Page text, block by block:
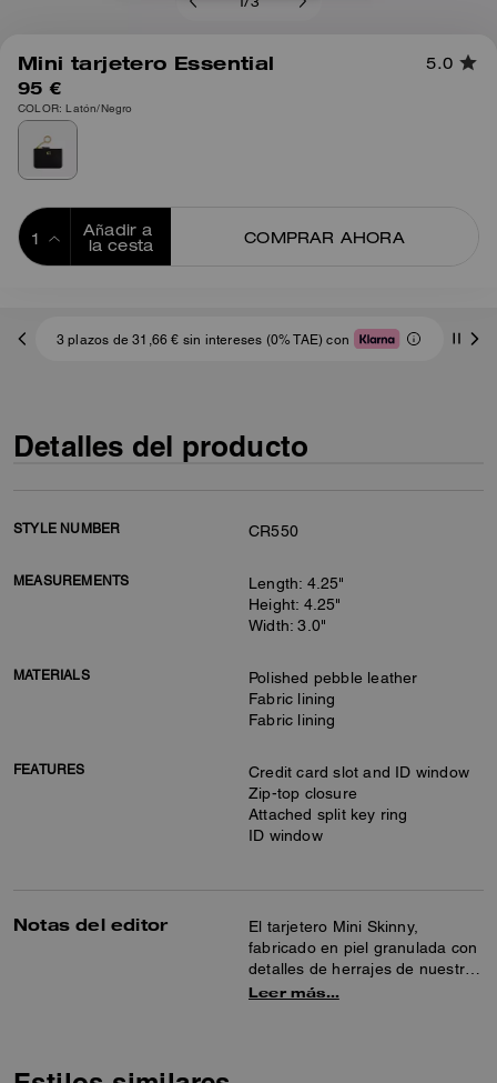
/3
Mini tarjetero Essential 5.0
95 €
COLOR: Latón/Negro
Añadir a
la cesta
COMPRAR AHORA
3 plazos de 31,66 € sin intereses (0% TAE) con
Detalles del producto
STYLE NUMBER CR550
MEASUREMENTS
Length: 4.25"
Height: 4.25"
Width: 3.0"
MATERIALS
Polished pebble leather
Fabric lining
Fabric lining
FEATURES
Credit card slot and ID window
Zip-top closure
Attached split key ring
ID window
Notas del editor
El tarjetero Mini Skinny,
fabricado en piel granulada con
detalles de herrajes de nuestra
firma, guarda llaves, tarjetas y
Leer más…